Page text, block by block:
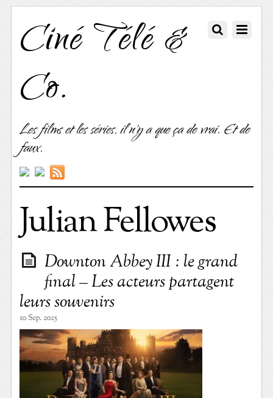
Ciné Télé &
Co.
Les films et les séries, il n'y a que ça de vrai. Et de
faux.
Julian Fellowes
Downton Abbey III : le grand
final – Les acteurs partagent
leurs souvenirs
10 Sep. 2025